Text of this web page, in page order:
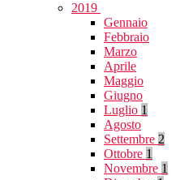
2019
Gennaio
Febbraio
Marzo
Aprile
Maggio
Giugno
Luglio 1
Agosto
Settembre 2
Ottobre 1
Novembre 1